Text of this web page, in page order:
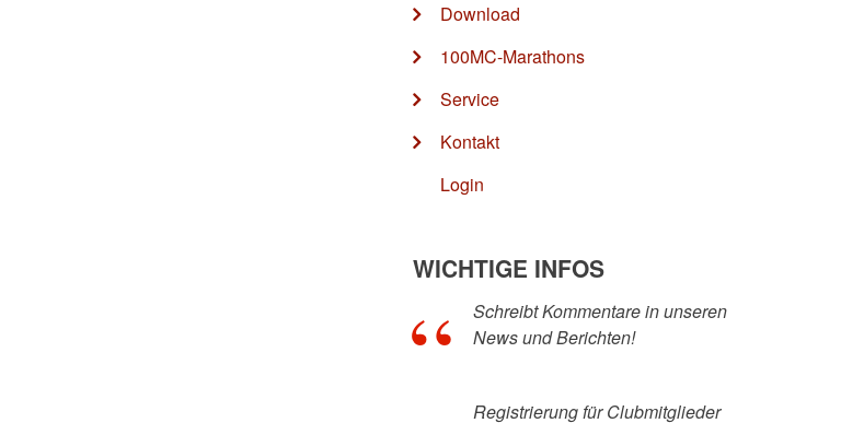
Download
100MC-Marathons
Service
Kontakt
Login
WICHTIGE INFOS
Schreibt Kommentare in unseren
News und Berichten!
Registrierung für Clubmitglieder